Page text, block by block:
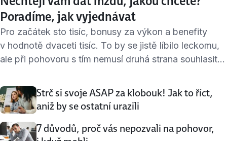
Poradíme, jak vyjednávat
Pro začátek sto tisíc, bonusy za výkon a benefity
v hodnotě dvaceti tisíc. To by se jistě líbilo leckomu,
ale při pohovoru s tím nemusí druhá strana souhlasit.
a pokusit se vyjednávat. Kolik byste chtěli? Tohle
musíte vědět. Mzdy se odvíjejí od délky praxe, oboru,
regionu i […]
Strč si svoje ASAP za klobouk! Jak to říct,
aniž by se ostatní urazili
7 důvodů, proč vás nepozvali na pohovor,